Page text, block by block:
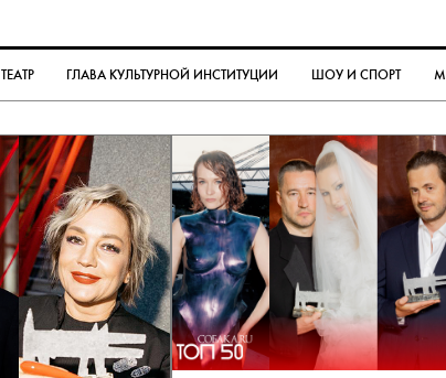
ТЕАТР ГЛАВА КУЛЬТУРНОЙ ИНСТИТУЦИИ ШОУ И СПОРТ